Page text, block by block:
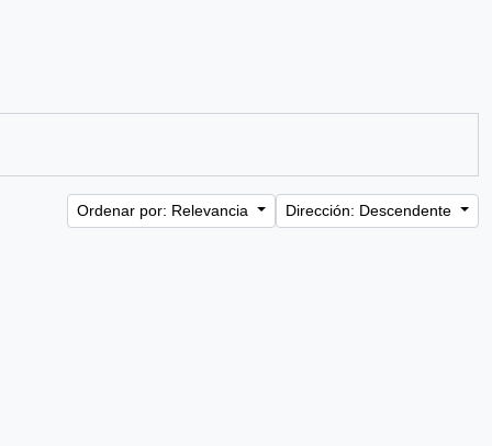
Ordenar por: Relevancia Dirección: Descendente